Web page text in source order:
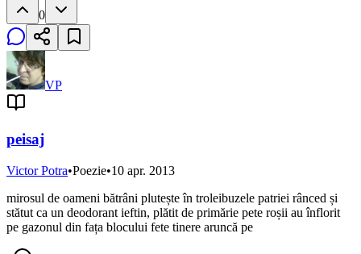
0
VP
peisaj
Victor Potra•Poezie•10 apr. 2013
mirosul de oameni bătrâni plutește în troleibuzele patriei rânced și
stătut ca un deodorant ieftin, plătit de primărie pete roșii au înflorit
pe gazonul din fața blocului fete tinere aruncă pe